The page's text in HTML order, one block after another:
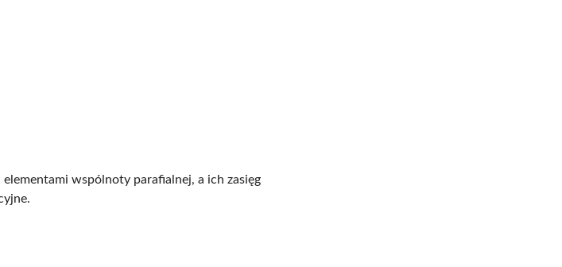
wspólnoty parafialnej, a ich zasięg